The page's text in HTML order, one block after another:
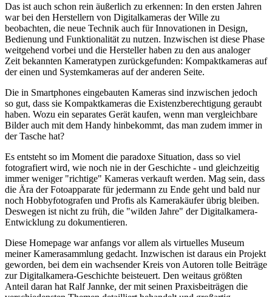
Das ist auch schon rein äußerlich zu erkennen: In den ersten Jahren
war bei den Herstellern von Digitalkameras der Wille zu
beobachten, die neue Technik auch für Innovationen in Design,
Bedienung und Funktionalität zu nutzen. Inzwischen ist diese Phase
weitgehend vorbei und die Hersteller haben zu den aus analoger
Zeit bekannten Kameratypen zurückgefunden: Kompaktkameras auf
der einen und Systemkameras auf der anderen Seite.
Die in Smartphones eingebauten Kameras sind inzwischen jedoch
so gut, dass sie Kompaktkameras die Existenzberechtigung geraubt
haben. Wozu ein separates Gerät kaufen, wenn man vergleichbare
Bilder auch mit dem Handy hinbekommt, das man zudem immer in
der Tasche hat?
Es entsteht so im Moment die paradoxe Situation, dass so viel
fotografiert wird, wie noch nie in der Geschichte - und gleichzeitig
immer weniger "richtige" Kameras verkauft werden. Mag sein, dass
die Ära der Fotoapparate für jedermann zu Ende geht und bald nur
noch Hobbyfotografen und Profis als Kamerakäufer übrig bleiben.
Deswegen ist nicht zu früh, die "wilden Jahre" der Digitalkamera-
Entwicklung zu dokumentieren.
Diese Homepage war anfangs vor allem als virtuelles Museum
meiner Kamerasammlung gedacht. Inzwischen ist daraus ein Projekt
geworden, bei dem ein wachsender Kreis von Autoren tolle Beiträge
zur Digitalkamera-Geschichte beisteuert. Den weitaus größten
Anteil daran hat Ralf Jannke, der mit seinen Praxisbeiträgen die